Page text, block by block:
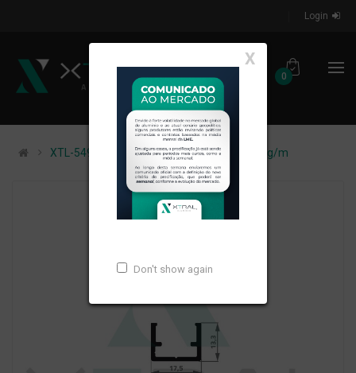
Login
0
X
Don't show again
XTL-549 - (ALK-006) - PESO LINEAR: 0,192kg/m